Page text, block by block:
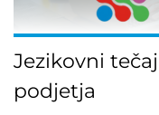
Jezikovni
podjetja